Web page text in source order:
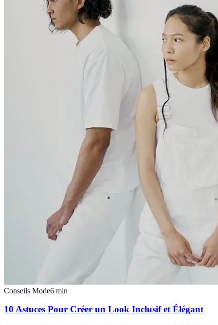
Conseils Mode6 min
10 Astuces Pour Créer un Look Inclusif et Élégant